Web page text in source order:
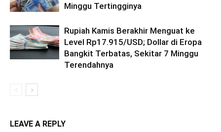
Minggu Tertingginya
Rupiah Kamis Berakhir Menguat ke
Level Rp17.915/USD; Dollar di Eropa
Bangkit Terbatas, Sekitar 7 Minggu
Terendahnya
LEAVE A REPLY